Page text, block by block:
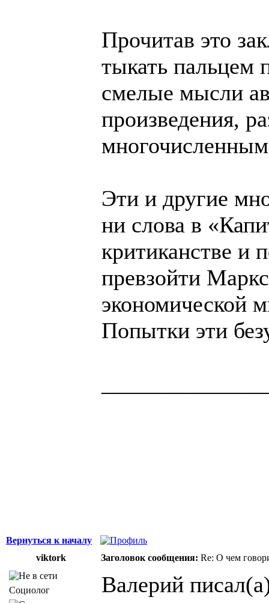
Прочитав это
тыкать пальцем
смелые мысли
произведения,
Эти и другие
ни слова в
критиканстве и
превзойти
экономической
Попытки эти
Вернуться к началу
viktork
Заголовок сообщения: Re: О чем
Социолог
Валерий